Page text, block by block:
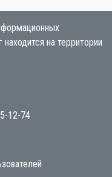
на территории
12-74